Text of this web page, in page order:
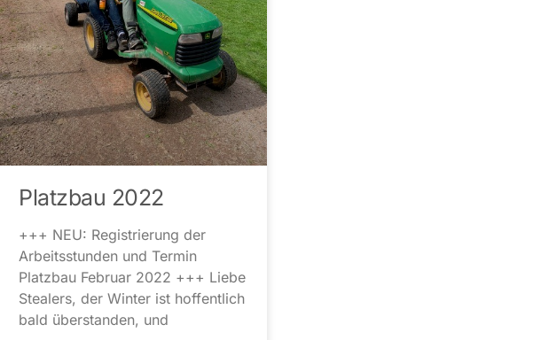
Platzbau 2022
+++ NEU: Registrierung der
Arbeitsstunden und Termin
Platzbau Februar 2022 +++ Liebe
Stealers, der Winter ist hoffentlich
bald überstanden, und